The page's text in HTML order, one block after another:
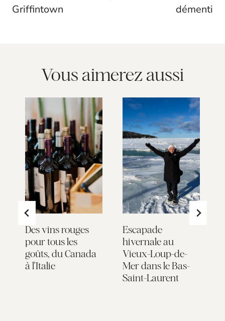
Griffintown
démenti
Vous aimerez aussi
Des vins rouges
pour tous les
goûts, du Canada
à l'Italie
Escapade
hivernale au
Vieux-Loup-de-
Mer dans le Bas-
Saint-Laurent